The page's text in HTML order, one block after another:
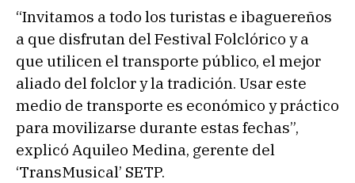
“Invitamos a todo los turistas e ibaguereños
a que disfrutan del Festival Folclórico y a
que utilicen el transporte público, el mejor
aliado del folclor y la tradición. Usar este
medio de transporte es económico y práctico
para movilizarse durante estas fechas”,
explicó Aquileo Medina, gerente del
‘TransMusical’ SETP.